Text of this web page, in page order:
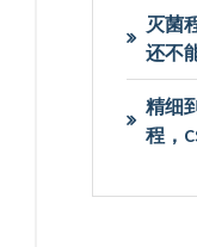
灭菌
还不
精细
程，